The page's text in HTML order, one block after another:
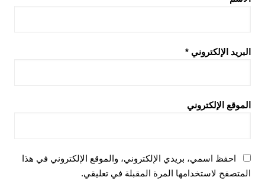
البريد الإلكتروني *
الموقع الإلكتروني
احفظ اسمي، بريدي الإلكتروني، والموقع الإلكتروني في هذا
المتصفح لاستخدامها المرة المقبلة في تعليقي.